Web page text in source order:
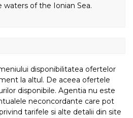
of the Ionian Sea.
disponibilitatea ofertelor
la altul. De aceea ofertele
disponibile. Agentia nu este
neconcordante care pot
tarifele si alte detalii din site